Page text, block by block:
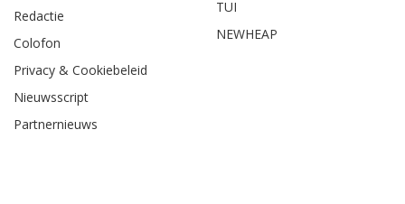
Redactie
Colofon
Privacy & Cookiebeleid
Nieuwsscript
Partnernieuws
TUI
NEWHEAP